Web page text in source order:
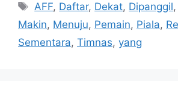
Tag
AFF, Daftar, Dekat, Dipanggil,
Makin, Menuju, Pemain, Piala,
Sementara, Timnas, yang